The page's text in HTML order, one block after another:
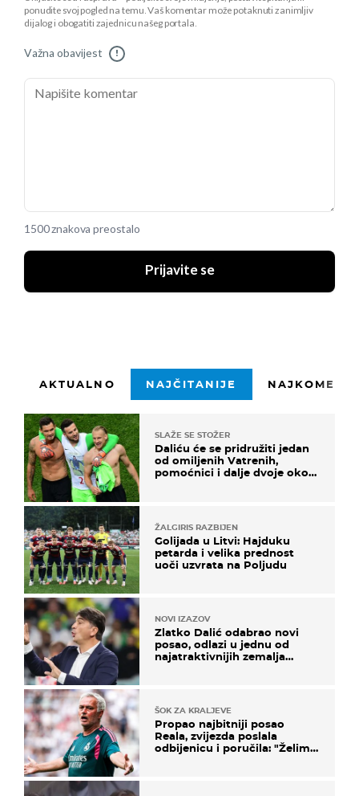
ponudite svoj pogled na temu. Vaš komentar može potaknuti zanimljiv
dijalog i obogatiti zajednicu našeg portala.
Važna obavijest !
1500 znakova preostalo
Prijavite se
AKTUALNO NAJČITANIJE
SLAŽE SE STOŽER
Daliću će se pridružiti jedan
od omiljenih Vatrenih,
pomoćnici i dalje dvoje oko
ŽALGIRIS RAZBIJEN
Golijada u Litvi: Hajduku
petarda i velika prednost
uoči uzvrata na Poljudu
NOVI IZAZOV
Zlatko Dalić odabrao novi
posao, odlazi u jednu od
najatraktivnijih zemalja
ŠOK ZA KRALJEVE
Propao najbitniji posao
Reala, zvijezda poslala
odbijenicu i poručila: "Želim